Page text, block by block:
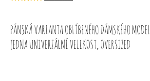
PÁNSKÁ VARIANTA OBLÍBENÉHO DÁMSKÉHO
JEDNA UNIVERZÁLNÍ VELIKOST,OVERSIZED